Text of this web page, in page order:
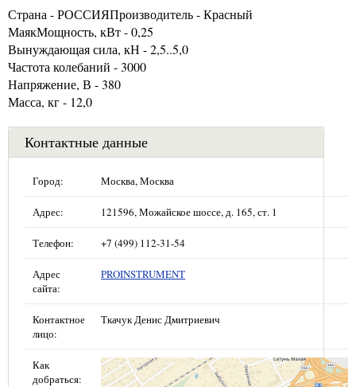
Страна - РОССИЯПроизводитель - Красный
МаякМощность, кВт - 0,25
Вынуждающая сила, кН - 2,5..5,0
Частота колебаний - 3000
Напряжение, В - 380
Масса, кг - 12,0
Контактные данные
Город: Москва, Москва
Адрес: 121596, Можайское шоссе, д. 165, ст. 1
Телефон: +7 (499) 112-31-54
Адрес
сайта:
PROINSTRUMENT
Контактное
лицо:
Ткачук Денис Дмитриевич
Как
добраться: